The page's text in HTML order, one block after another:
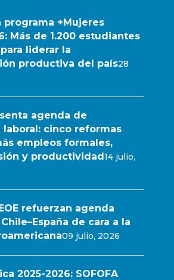
programa +Mujeres
Más de 1.200 estudiantes
liderar la
productiva del país28
agenda de
cinco reformas
empleos formales,
y productividad14 julio,
refuerzan agenda
de cara a la
09 julio, 2026
2025-2026: SOFOFA